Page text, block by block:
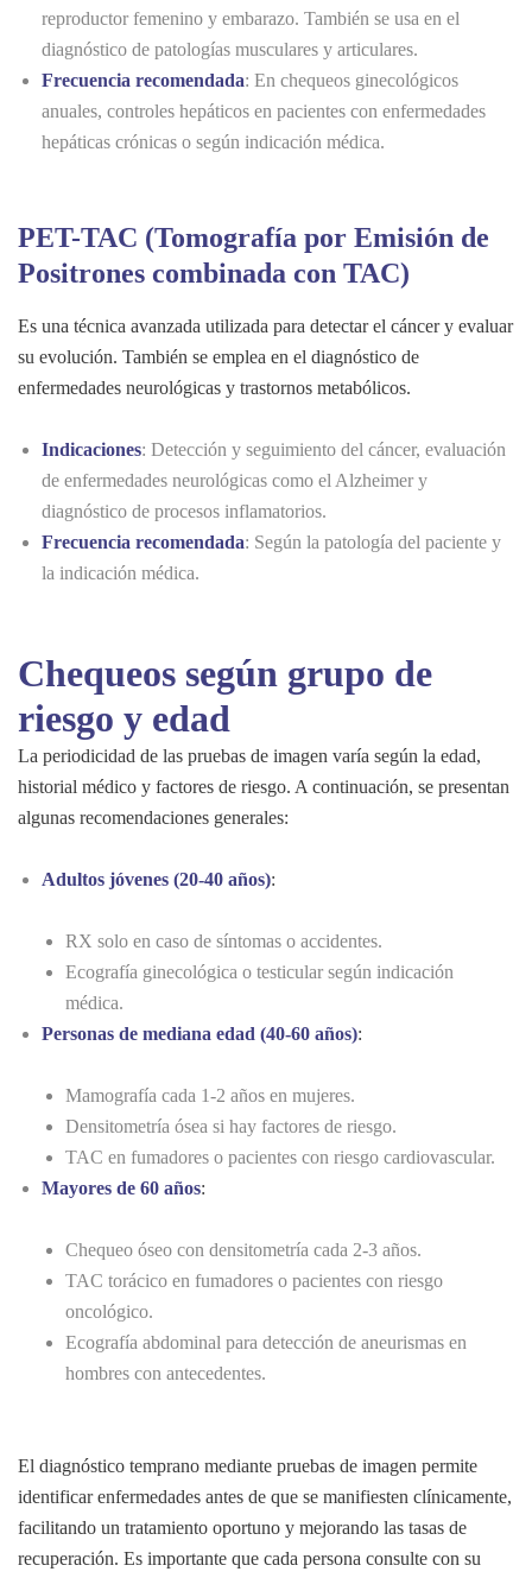
reproductor femenino y embarazo. También se usa en el
diagnóstico de patologías musculares y articulares.
Frecuencia recomendada: En chequeos ginecológicos
anuales, controles hepáticos en pacientes con enfermedades
hepáticas crónicas o según indicación médica.
PET-TAC (Tomografía por Emisión de
Positrones combinada con TAC)
Es una técnica avanzada utilizada para detectar el cáncer y evaluar
su evolución. También se emplea en el diagnóstico de
enfermedades neurológicas y trastornos metabólicos.
Indicaciones: Detección y seguimiento del cáncer, evaluación
de enfermedades neurológicas como el Alzheimer y
diagnóstico de procesos inflamatorios.
Frecuencia recomendada: Según la patología del paciente y
la indicación médica.
Chequeos según grupo de
riesgo y edad
La periodicidad de las pruebas de imagen varía según la edad,
historial médico y factores de riesgo. A continuación, se presentan
algunas recomendaciones generales:
Adultos jóvenes (20-40 años):
RX solo en caso de síntomas o accidentes.
Ecografía ginecológica o testicular según indicación
médica.
Personas de mediana edad (40-60 años):
Mamografía cada 1-2 años en mujeres.
Densitometría ósea si hay factores de riesgo.
TAC en fumadores o pacientes con riesgo cardiovascular.
Mayores de 60 años:
Chequeo óseo con densitometría cada 2-3 años.
TAC torácico en fumadores o pacientes con riesgo
oncológico.
Ecografía abdominal para detección de aneurismas en
hombres con antecedentes.
El diagnóstico temprano mediante pruebas de imagen permite
identificar enfermedades antes de que se manifiesten clínicamente,
facilitando un tratamiento oportuno y mejorando las tasas de
recuperación. Es importante que cada persona consulte con su